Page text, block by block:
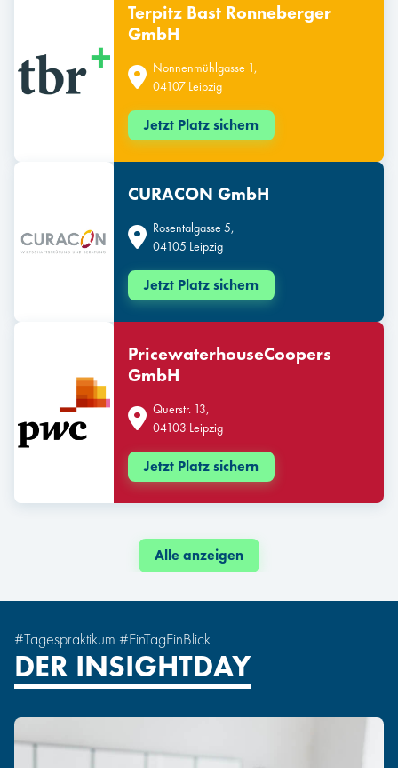
Terpitz Bast Ronneberger
GmbH
Nonnenmühlgasse 1,
04107 Leipzig
Jetzt Platz sichern
CURACON GmbH
Rosentalgasse 5,
04105 Leipzig
Jetzt Platz sichern
PricewaterhouseCoopers
GmbH
Querstr. 13,
04103 Leipzig
Jetzt Platz sichern
Alle anzeigen
#Tagespraktikum #EinTagEinBlick
DER INSIGHTDAY